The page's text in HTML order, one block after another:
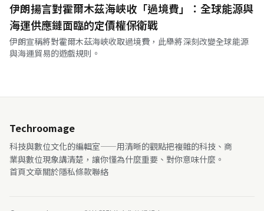
伊朗揚言對霍爾木茲海峽收「過境費」：全球能源與
海運供應鏈面臨的定價權保衛戰
伊朗宣稱將對霍爾木茲海峽收取過境費，此舉將深刻改變全球能源
與海運貿易的遊戲規則。
Techroomage
科技與數位文化的編輯室——用清晰的觀點把複雜的科技、商
業與數位現象講清楚，讓你懂為什麼重要、對你意味什麼。
首頁文章關於隱私條款聯絡